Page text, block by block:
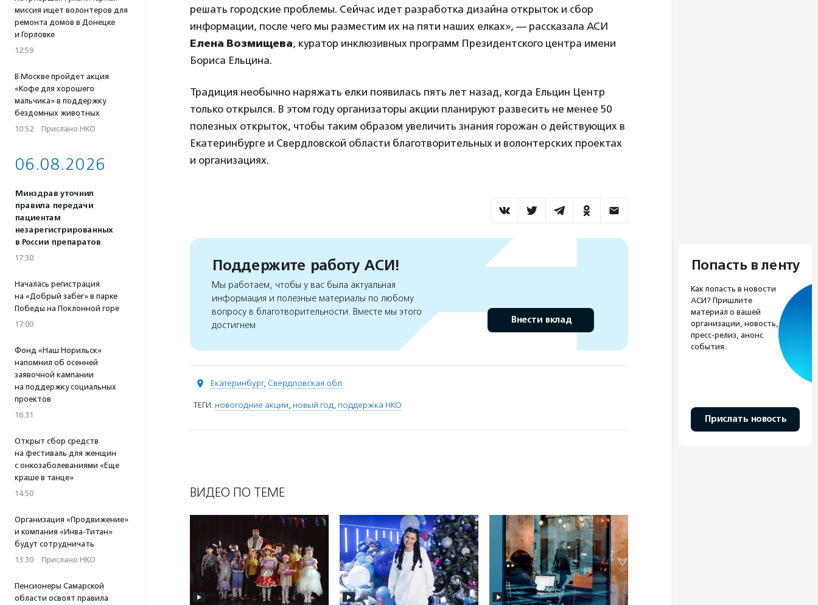
миссия ищет волонтеров для
ремонта домов в Донецке
и Горловке
12:59
В Москве пройдет акция
«Кофе для хорошего
мальчика» в поддержку
бездомных животных
10:52 · Прислано НКО
06.08.2026
Минздрав уточнил
правила передачи
пациентам
незарегистрированных
в России препаратов
17:30
Началась регистрация
на «Добрый забег» в парке
Победы на Поклонной горе
17:00
Фонд «Наш Норильск»
напомнил об осенней
заявочной кампании
на поддержку социальных
проектов
16:31
Открыт сбор средств
на фестиваль для женщин
с онкозаболеваниями «Еще
краше в танце»
14:50
Организация «Продвижение»
и компания «Инва-Титан»
будут сотрудничать
13:30 · Прислано НКО
Пенсионеры Самарской
области освоят правила
решать городские проблемы. Сейчас идет разработка дизайна открыток и сбор
информации, после чего мы разместим их на пяти наших елках», — рассказала АСИ
Елена Возмищева, куратор инклюзивных программ Президентского центра имени
Бориса Ельцина.
Традиция необычно наряжать елки появилась пять лет назад, когда Ельцин Центр
только открылся. В этом году организаторы акции планируют развесить не менее 50
полезных открыток, чтобы таким образом увеличить знания горожан о действующих в
Екатеринбурге и Свердловской области благотворительных и волонтерских проектах
и организациях.
Поддержите работу АСИ!
Мы работаем, чтобы у вас была актуальная
информация и полезные материалы по любому
вопросу в благотворительности. Вместе мы этого
достигнем
Внести вклад
Екатеринбург, Свердловская обл.
ТЕГИ: новогодние акции, новый год, поддержка НКО
ВИДЕО ПО ТЕМЕ
Попасть в ленту
Как попасть в новости
АСИ? Пришлите
материал о вашей
организации, новость,
пресс-релиз, анонс
события.
Прислать новость